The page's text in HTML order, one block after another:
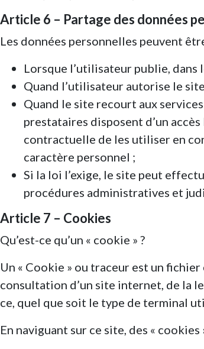
Article 6 – Partage des données
Les données personnelles peuvent
Lorsque l’utilisateur publie, dans
Quand l’utilisateur autorise le
Quand le site recourt aux
prestataires disposent d’un
contractuelle de les utiliser en
caractère personnel ;
Si la loi l’exige, le site peut
procédures administratives et
Article 7 – Cookies
Qu’est-ce qu’un « cookie » ?
Un « Cookie » ou traceur est un
consultation d’un site internet, de la
ce, quel que soit le type de terminal
En naviguant sur ce site, des «